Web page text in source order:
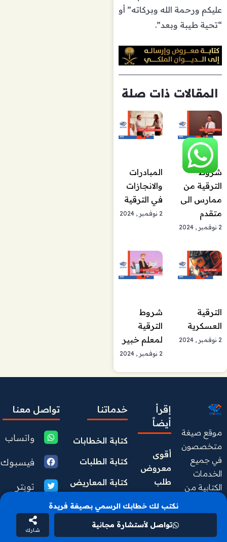
عليكم ورحمة الله وبركاته” أو
“تحية طيبة وبعد”.
المقالات ذات صلة
شروط
الترقية من
ممارس الى
متقدم
2 نوفمبر , 2024
المبادرات
والانجازات
في الترقية
2 نوفمبر , 2024
الترقية
العسكرية
2 نوفمبر , 2024
شروط
الترقية
لمعلم خبير
2 نوفمبر , 2024
نكتب لك خطابك الرسمي بصيغة فريدة
تواصل لأستشارة مجانية
شارك
موقع صيغة
متخصصون
في جميع
الخدمات
الكتابية من
الخطابات
إقرأ
أيضاً
مالية من
محمد
بن
خدماتنا
كتابة الخطابات
كتابة الطلبات
كتابة المعاريض
كتابة الشكاوى
كتابة التظلمات
تواصل معنا
واتساب
فيسبوك
تويتر
يوتيوب
انستقرام